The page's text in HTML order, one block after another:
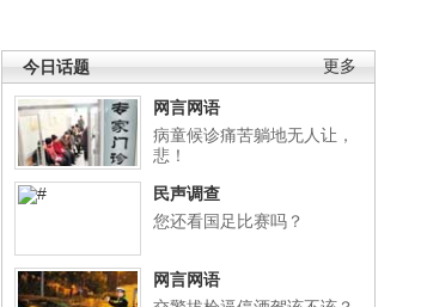
更多
今日话题
网言网语
病童候诊痛苦躺地无人让，
悲！
民声调查
您还看国足比赛吗？
网言网语